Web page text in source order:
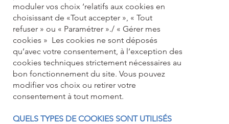
moduler vos choix ‘relatifs aux cookies en
choisissant de «Tout accepter », « Tout
refuser » ou « Paramétrer »./ « Gérer mes
cookies » Les cookies ne sont déposés
qu’avec votre consentement, à l’exception des
cookies techniques strictement nécessaires au
bon fonctionnement du site. Vous pouvez
modifier vos choix ou retirer votre
consentement à tout moment.
QUELS TYPES DE COOKIES SONT UTILISÉS